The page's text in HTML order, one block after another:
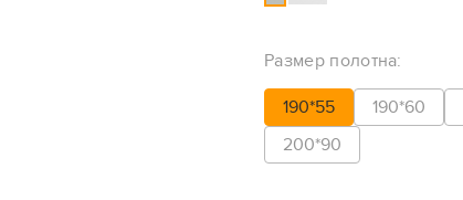
Размер полотна:
190*55 190*60
200*90